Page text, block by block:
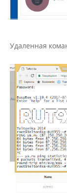
Удаленная